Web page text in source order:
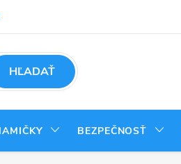
od zmluvy - vrátenie tovaru
HĽADAŤ
BEZPEČNOSŤ